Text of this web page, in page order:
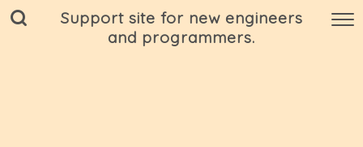
Support site for new engineers
and programmers.